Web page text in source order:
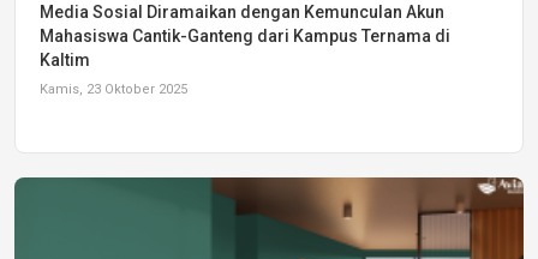
Media Sosial Diramaikan dengan Kemunculan Akun
Mahasiswa Cantik-Ganteng dari Kampus Ternama di
Kaltim
Kamis, 23 Oktober 2025